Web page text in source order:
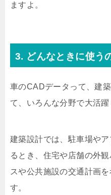
ますよ。
3. どんなときに使う
車のCADデータって、建
て、いろんな分野で大活躍
建築設計では、駐車場や
るとき、住宅や店舗の外
スや公共施設の交通計画
す。